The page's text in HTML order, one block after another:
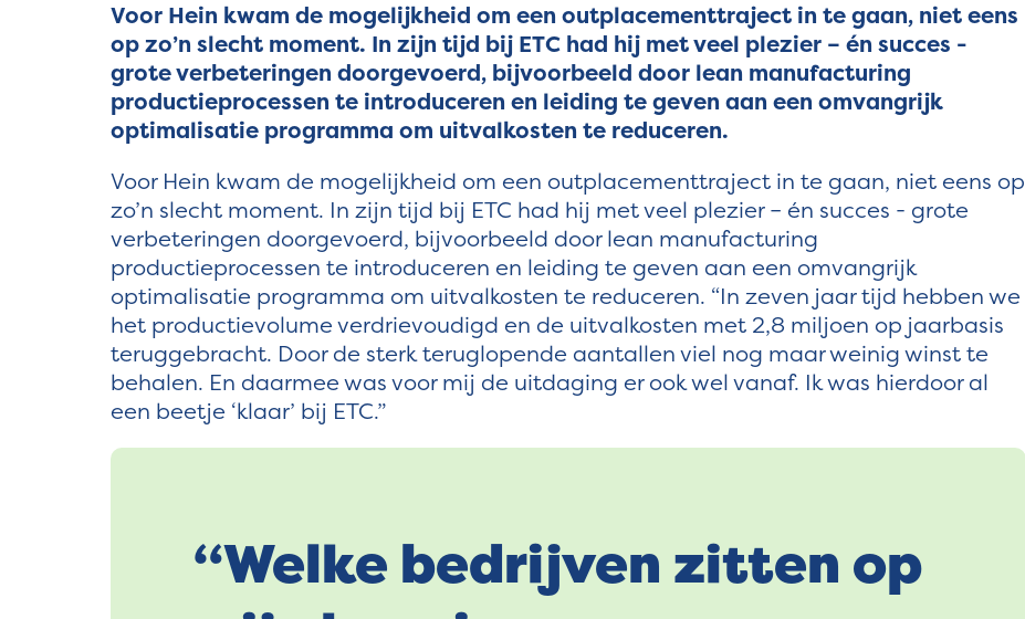
Voor Hein kwam de mogelijkheid om een outplacementtraject in te gaan, niet eens
op zo’n slecht moment. In zijn tijd bij ETC had hij met veel plezier – én succes -
grote verbeteringen doorgevoerd, bijvoorbeeld door lean manufacturing
productieprocessen te introduceren en leiding te geven aan een omvangrijk
optimalisatie programma om uitvalkosten te reduceren.
Voor Hein kwam de mogelijkheid om een outplacementtraject in te gaan, niet eens op
zo’n slecht moment. In zijn tijd bij ETC had hij met veel plezier – én succes - grote
verbeteringen doorgevoerd, bijvoorbeeld door lean manufacturing
productieprocessen te introduceren en leiding te geven aan een omvangrijk
optimalisatie programma om uitvalkosten te reduceren. “In zeven jaar tijd hebben we
het productievolume verdrievoudigd en de uitvalkosten met 2,8 miljoen op jaarbasis
teruggebracht. Door de sterk teruglopende aantallen viel nog maar weinig winst te
behalen. En daarmee was voor mij de uitdaging er ook wel vanaf. Ik was hierdoor al
een beetje ‘klaar’ bij ETC.”
“Welke bedrijven zitten op